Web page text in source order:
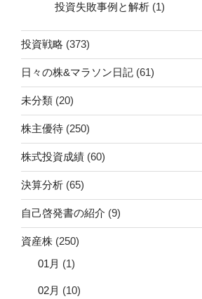
投資失敗事例と解析 (1)
投資戦略 (373)
日々の株&マラソン日記 (61)
未分類 (20)
株主優待 (250)
株式投資成績 (60)
決算分析 (65)
自己啓発書の紹介 (9)
資産株 (250)
01月 (1)
02月 (10)